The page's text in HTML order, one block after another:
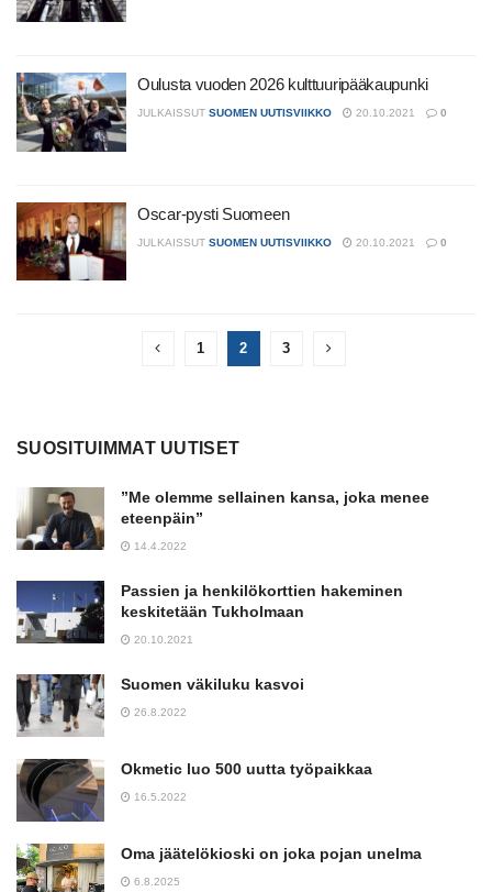
Oulusta vuoden 2026 kulttuuripääkaupunki
JULKAISSUT SUOMEN UUTISVIIKKO 20.10.2021 0
Oscar-pysti Suomeen
JULKAISSUT SUOMEN UUTISVIIKKO 20.10.2021 0
1 2 3
SUOSITUIMMAT UUTISET
”Me olemme sellainen kansa, joka menee
eteenpäin”
14.4.2022
Passien ja henkilökorttien hakeminen
keskitetään Tukholmaan
20.10.2021
Suomen väkiluku kasvoi
26.8.2022
Okmetic luo 500 uutta työpaikkaa
16.5.2022
Oma jäätelökioski on joka pojan unelma
6.8.2025